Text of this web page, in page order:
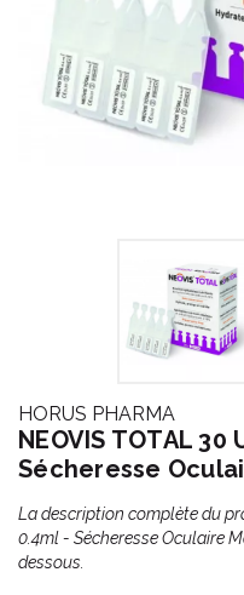
HORUS PHARMA
NEOVIS TOTAL
Sécheresse
La description complète du
0.4ml - Sécheresse Oculaire
dessous.